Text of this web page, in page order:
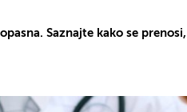
Saznajte kako se prenosi,